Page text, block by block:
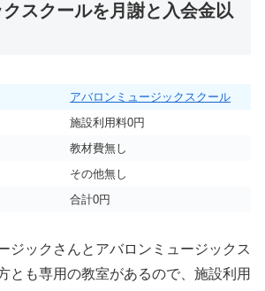
スクールを月謝と入会金以
アバロンミュージックスクール
施設利用料0円
教材費無し
その他無し
合計0円
ジックさんとアバロンミュージックス
とも専用の教室があるので、施設利用